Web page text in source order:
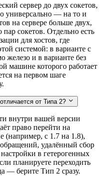
сервер до двух сокетов,
универсально — на то и
на сервере больше двух,
сокетов. Отдельно есть
для хостов, где
системой: в варианте с
железо и в варианте без
машине которого работает
на первом шаге
от Типа 2?
внутри вашей версии
право перейти на
(например, с 1.7 на 1.8),
удалённый сбор
в гетерогенных
планируете переходить
— берите Тип 2 сразу.